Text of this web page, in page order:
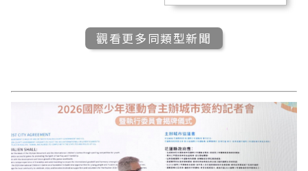
觀看更多同類型新聞